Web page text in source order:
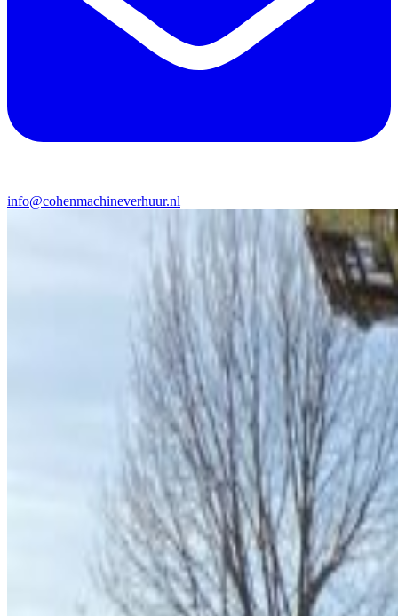
info@cohenmachineverhuur.nl